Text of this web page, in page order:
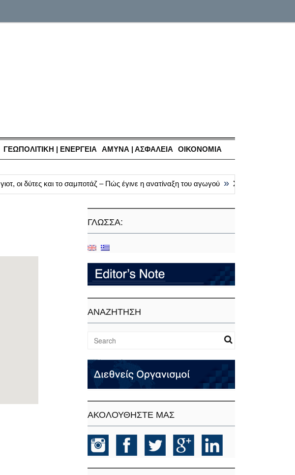
ΓΕΩΠΟΛΙΤΙΚΗ | ΕΝΕΡΓΕΙΑ ΑΜΥΝΑ | ΑΣΦΑΛΕΙΑ ΟΙΚΟΝΟΜΙΑ
οι δύτες και το σαμποτάζ – Πώς έγινε η ανατίναξη του αγωγού » Συνάντηση Ν.
ΓΛΏΣΣΑ:
ΑΝΑΖΗΤΗΣΗ
ΑΚΟΛΟΥΘΗΣΤΕ ΜΑΣ